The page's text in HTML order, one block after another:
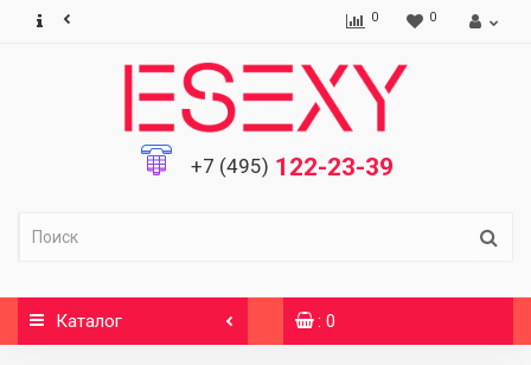
0 0
+7 (495) 122-23-39
Каталог : 0